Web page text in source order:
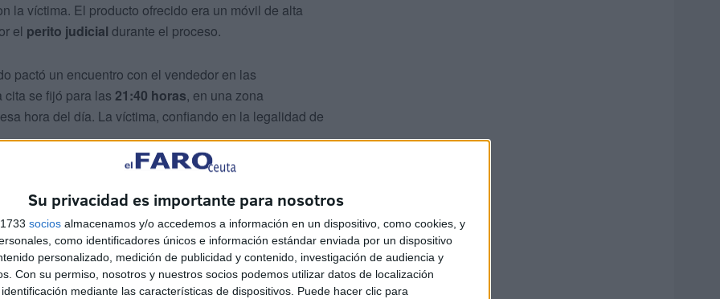
Su privacidad es importante para nosotros
socios almacenamos y/o accedemos a información en un dispositivo, como cookies, y
como identificadores únicos e información estándar enviada por un dispositivo
personalizado, medición de publicidad y contenido, investigación de audiencia y
Con su permiso, nosotros y nuestros socios podemos utilizar datos de localización
mediante las características de dispositivos. Puede hacer clic para
la víctima. El producto ofrecido era un móvil de alta
el perito judicial durante el proceso.
pactó un encuentro con el vendedor en las
cita se fijó para las 21:40 horas, en una zona
hora del día. La víctima, confiando en la legalidad de